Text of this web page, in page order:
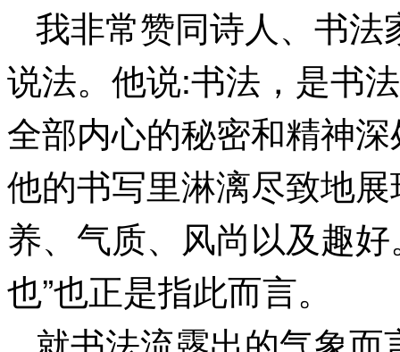
我非常赞同诗人、书
说法。他说:书法，是书
全部内心的秘密和精神
他的书写里淋漓尽致地
养、气质、风尚以及趣
也”也正是指此而言。